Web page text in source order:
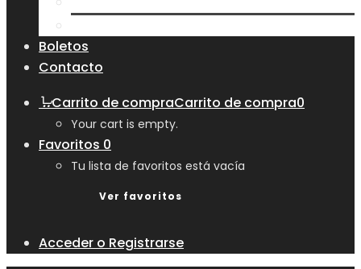
Boletos
Contacto
Carrito de compraCarrito de compra0
Your cart is empty.
Favoritos 0
Tu lista de favoritos está vacía
Ver favoritos
Acceder o Registrarse